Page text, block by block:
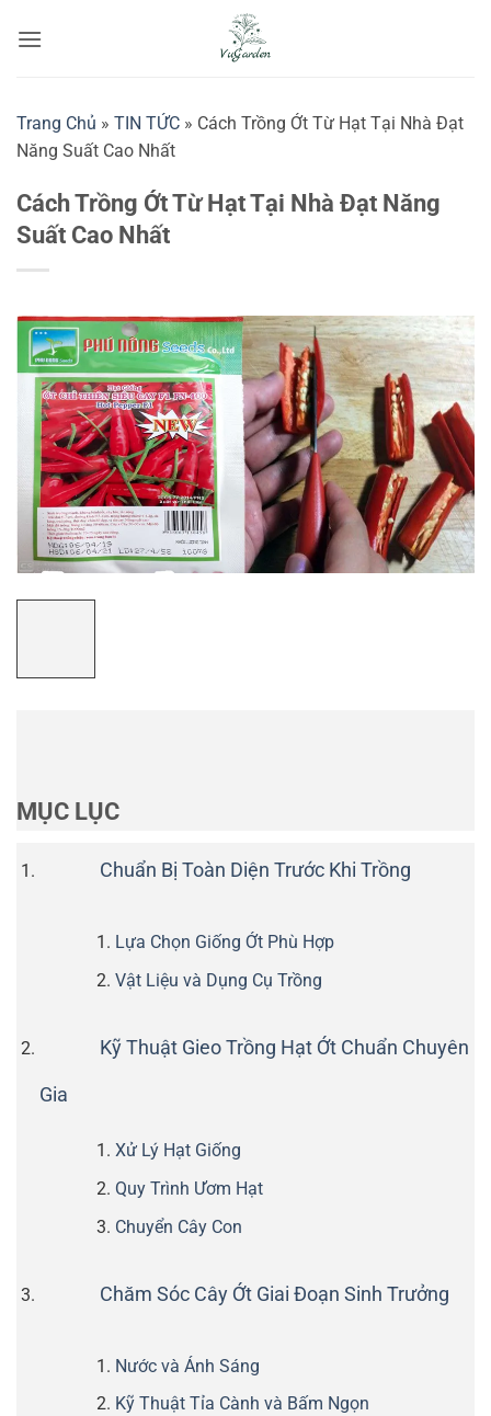
qua
Trang Chủ » TIN TỨC » Cách Trồng Ớt Từ Hạt Tại Nhà Đạt
Năng Suất Cao Nhất
Cách Trồng Ớt Từ Hạt Tại Nhà Đạt Năng
Suất Cao Nhất
MỤC LỤC
Chuẩn Bị Toàn Diện Trước Khi Trồng
Lựa Chọn Giống Ớt Phù Hợp
Vật Liệu và Dụng Cụ Trồng
Kỹ Thuật Gieo Trồng Hạt Ớt Chuẩn Chuyên
Gia
Xử Lý Hạt Giống
Quy Trình Ươm Hạt
Chuyển Cây Con
Chăm Sóc Cây Ớt Giai Đoạn Sinh Trưởng
Nước và Ánh Sáng
Kỹ Thuật Tỉa Cành và Bấm Ngọn